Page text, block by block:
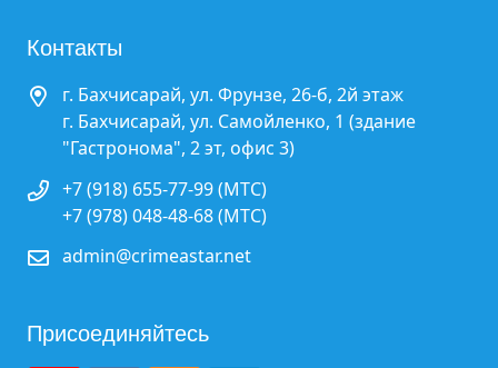
Контакты
г. Бахчисарай, ул. Фрунзе, 26-б, 2й этаж
г. Бахчисарай, ул. Самойленко, 1 (здание
"Гастронома", 2 эт, офис 3)
+7 (918) 655-77-99 (МТС)
+7 (978) 048-48-68 (МТС)
admin@crimeastar.net
Присоединяйтесь